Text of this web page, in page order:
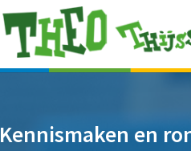
Kennismaken en